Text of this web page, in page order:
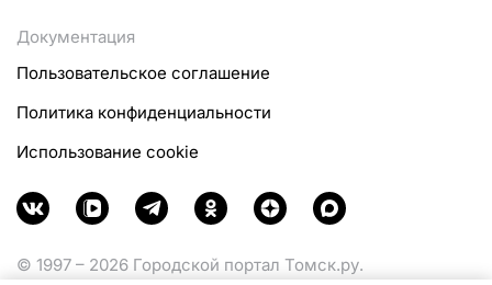
Документация
Пользовательское соглашение
Политика конфиденциальности
Использование cookie
© 1997 – 2026 Городской портал Томск.ру.